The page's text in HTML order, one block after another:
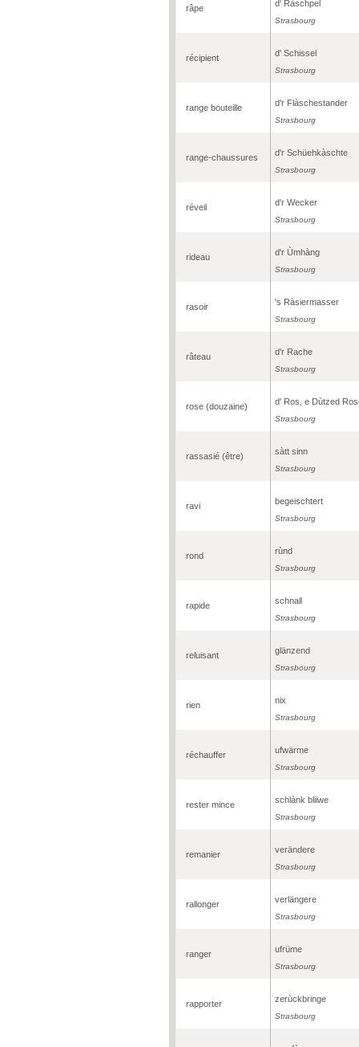
râpe d' Ràschpel
Strasbourg
récipient d' Schissel
Strasbourg
range bouteille d'r Flàschestander
Strasbourg
range-chaussures d'r Schüehkàschte
Strasbourg
réveil d'r Wecker
Strasbourg
rideau d'r Ùmhàng
Strasbourg
rasoir 's Ràsiermasser
Strasbourg
râteau d'r Rache
Strasbourg
rose (douzaine) d' Ros, e Dùtzed
Strasbourg
rassasié (être) sàtt sinn
Strasbourg
ravi begeischtert
Strasbourg
rond rùnd
Strasbourg
rapide schnall
Strasbourg
reluisant glänzend
Strasbourg
rien nix
Strasbourg
réchauffer ufwärme
Strasbourg
rester mince schlànk bliiwe
Strasbourg
remanier verändere
Strasbourg
rallonger verlängere
Strasbourg
ranger ufrüme
Strasbourg
rapporter zerùckbringe
Strasbourg